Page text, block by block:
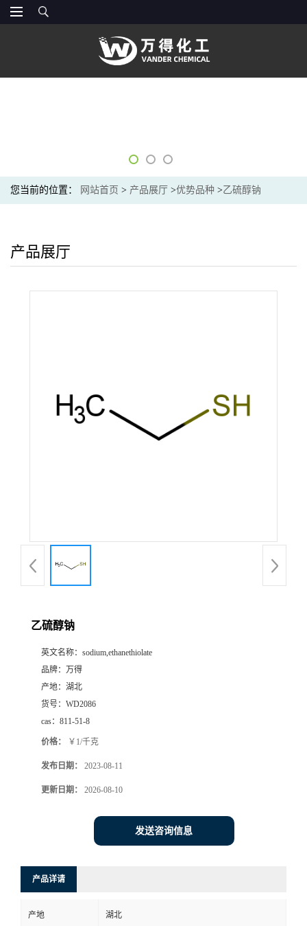
您当前的位置： 网站首页 > 产品展厅 >优势品种 >乙硫醇钠
产品展厅
乙硫醇钠
英文名称： sodium,ethanethiolate
品牌： 万得
产地： 湖北
货号： WD2086
cas： 811-51-8
价格： ￥1/千克
发布日期： 2023-08-11
更新日期： 2026-08-10
发送咨询信息
产品详请
产地 湖北